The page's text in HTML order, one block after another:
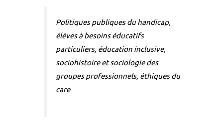
Politiques publiques du handicap,
élèves à besoins éducatifs
particuliers, éducation inclusive,
sociohistoire et sociologie des
groupes professionnels, éthiques du
care